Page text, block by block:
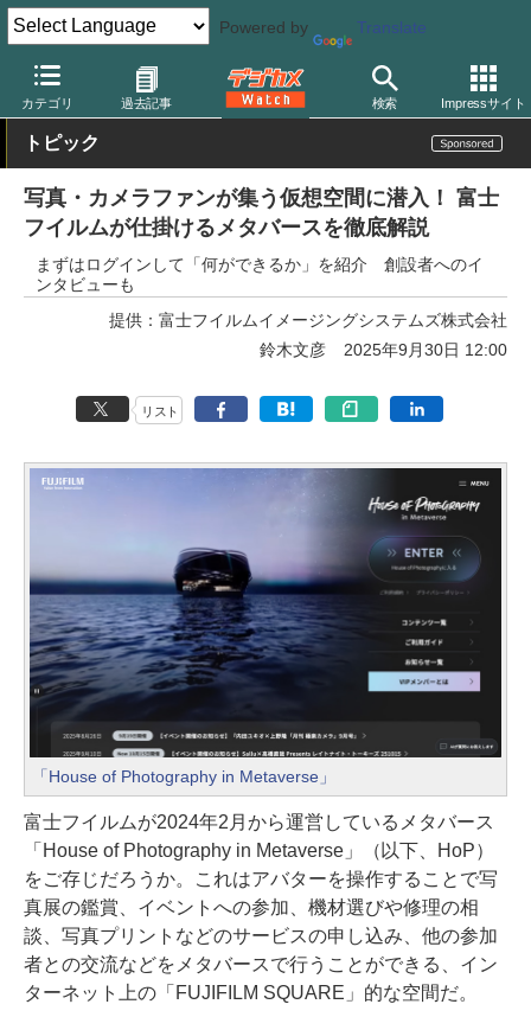
Powered by Translate
カテゴリ 過去記事 検索 Impressサイト
デジカメ Watch 業界動向 企業
トピック
写真・カメラファンが集う仮想空間に潜入！ 富士
フイルムが仕掛けるメタバースを徹底解説
まずはログインして「何ができるか」を紹介 創設者へのイ
ンタビューも
提供：富士フイルムイメージングシステムズ株式会社
鈴木文彦
2025年9月30日 12:00
リスト
「House of Photography in Metaverse」
富士フイルムが2024年2月から運営しているメタバース
「House of Photography in Metaverse」（以下、HoP）
をご存じだろうか。これはアバターを操作することで写
真展の鑑賞、イベントへの参加、機材選びや修理の相
談、写真プリントなどのサービスの申し込み、他の参加
者との交流などをメタバースで行うことができる、イン
ターネット上の「FUJIFILM SQUARE」的な空間だ。